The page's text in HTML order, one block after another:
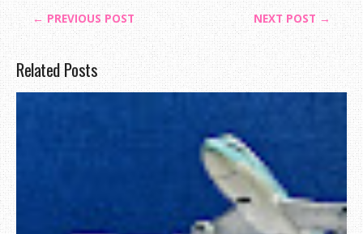
← PREVIOUS POST NEXT POST →
Related Posts